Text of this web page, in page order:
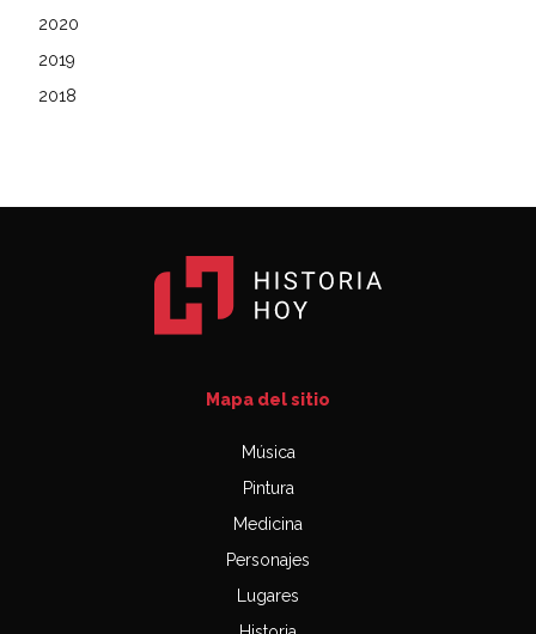
2020
2019
2018
Mapa del sitio
Música
Pintura
Medicina
Personajes
Lugares